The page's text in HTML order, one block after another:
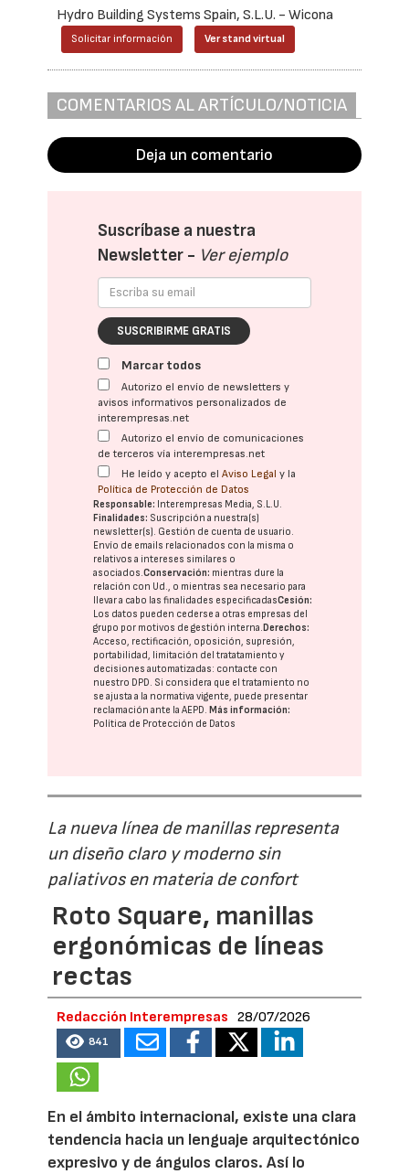
Hydro Building Systems Spain, S.L.U. - Wicona
Solicitar información Ver stand virtual
COMENTARIOS AL ARTÍCULO/NOTICIA
Deja un comentario
Suscríbase a nuestra
Newsletter - Ver ejemplo
SUSCRIBIRME GRATIS
Marcar todos
Autorizo el envío de newsletters y
avisos informativos personalizados de
interempresas.net
Autorizo el envío de comunicaciones
de terceros vía interempresas.net
He leído y acepto elAviso Legal y la
Política de Protección de Datos
Responsable: Interempresas Media, S.L.U.
Finalidades: Suscripción a nuestra(s)
newsletter(s). Gestión de cuenta de usuario.
Envío de emails relacionados con la misma o
relativos a intereses similares o
asociados.Conservación: mientras dure la
relación con Ud., o mientras sea necesario para
llevar a cabo las finalidades especificadasCesión:
Los datos pueden cederse a otras empresas del
grupo por motivos de gestión interna.Derechos:
Acceso, rectificación, oposición, supresión,
portabilidad, limitación del tratatamiento y
decisiones automatizadas: contacte con
nuestro DPD . Si considera que el tratamiento no
se ajusta a la normativa vigente, puede presentar
reclamación ante laAEPD .Más información:
Política de Protección de Datos
La nueva línea de manillas representa
un diseño claro y moderno sin
paliativos en materia de confort
Roto Square, manillas
ergonómicas de líneas
rectas
Redacción Interempresas 28/07/2026
841
En el ámbito internacional, existe una clara
tendencia hacia un lenguaje arquitectónico
expresivo y de ángulos claros. Así lo